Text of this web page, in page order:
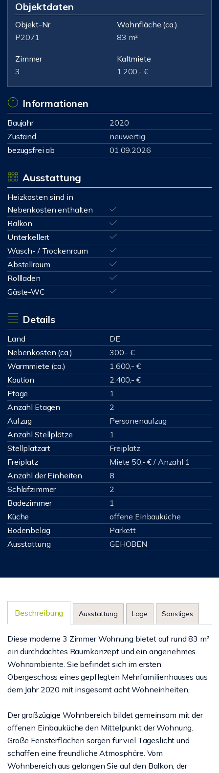
Objektdaten
Objekt-Nr.
P2071
Wohnfläche (ca.)
83 m²
Zimmer
3
Kaltmiete
1.200,- €
Informationen
Baujahr
2020
Zustand
neuwertig
bezugsfrei ab
01.09.2026
Ausstattung
Heizkosten sind in
Nebenkosten enthalten
Balkon
Unterkellert
Wasch- / Trockenraum
Abstellraum
Rollladen
Gäste-WC
Details
Land
DE
Nebenkosten (ca.)
300,- €
Warmmiete (ca.)
1.600,- €
Kaution
2.400,- €
Etage
1
Anzahl Etagen
2
Aufzug
Personenaufzug
Anzahl Stellplätze
1
Stellplatzart
Freiplatz
Freiplatz
Miete 50,- € / Anzahl 1
Anzahl der Einheiten
8
Schlafzimmer
2
Badezimmer
1
Küche
offene Einbauküche
Bodenbelag
Parkett
Ausstattung
GEHOBEN
Beschreibung Ausstattung Lage Sonstiges
Diese moderne 3 Zimmer Wohnung bietet auf rund 83 m²
ein durchdachtes Raumkonzept und ein angenehmes
Wohnambiente. Sie befindet sich im ersten
Obergeschoss eines gepflegten Mehrfamilienhauses aus
dem Jahr 2020 mit insgesamt acht Wohneinheiten.
Der großzügige Wohnbereich bildet gemeinsam mit der
offenen Einbauküche den Mittelpunkt der Wohnung.
Große Fensterflächen sorgen für viel Tageslicht und
schaffen eine freundliche Atmosphäre. Vom
Wohnbereich aus gelangen Sie auf den Balkon, der